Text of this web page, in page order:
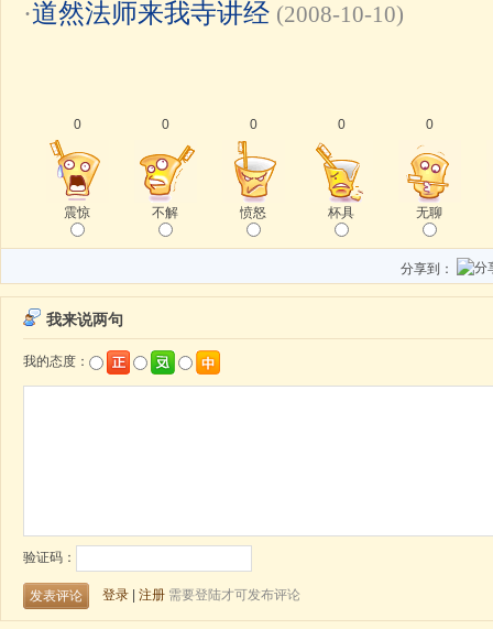
·道然法师来我寺讲经 (2008-10-10)
0
震惊
0
不解
0
愤怒
0
杯具
0
无聊
分享到：